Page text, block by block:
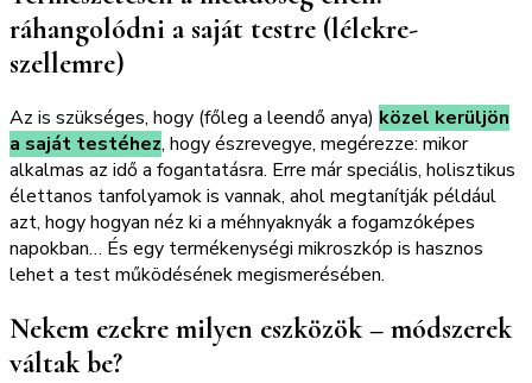
ráhangolódni a saját testre (lélekre-
szellemre)
Az is szükséges, hogy (főleg a leendő anya) közel kerüljön
a saját testéhez, hogy észrevegye, megérezze: mikor
alkalmas az idő a fogantatásra. Erre már speciális, holisztikus
élettanos tanfolyamok is vannak, ahol megtanítják például
azt, hogy hogyan néz ki a méhnyaknyák a fogamzóképes
napokban… És egy termékenységi mikroszkóp is hasznos
lehet a test működésének megismerésében.
Nekem ezekre milyen eszközök – módszerek
váltak be?